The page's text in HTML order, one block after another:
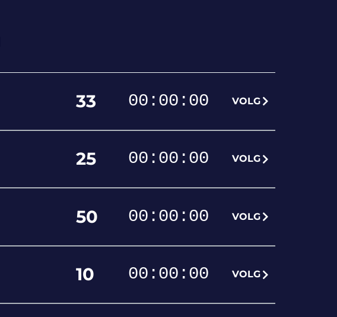
33 00 : 00 : 00 VOLG
25 00 : 00 : 00 VOLG
50 00 : 00 : 00 VOLG
10 00 : 00 : 00 VOLG